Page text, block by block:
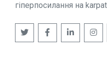
гіперпосилання на